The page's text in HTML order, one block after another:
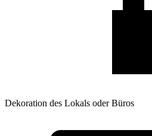
Dekoration des Lokals oder Büros